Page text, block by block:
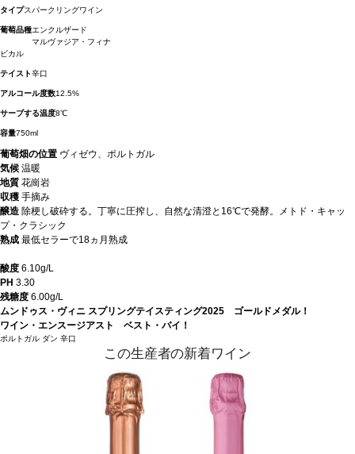
タイプスパークリングワイン
葡萄品種エンクルザード
マルヴァジア・フィナ
ビカル
テイスト辛口
アルコール度数12.5%
サーブする温度8℃
容量750ml
葡萄畑の位置 ヴィゼウ、ポルトガル
気候 温暖
地質 花崗岩
収穫 手摘み
醸造 除梗し破砕する。丁寧に圧搾し、自然な清澄と16℃で発酵。メトド・キャッ
プ・クラシック
熟成 最低セラーで18ヵ月熟成
酸度 6.10g/L
PH 3.30
残糖度 6.00g/L
ムンドゥス・ヴィニ スプリングテイスティング2025 ゴールドメダル！
ワイン・エンスージアスト ベスト・バイ！
ポルトガル ダン 辛口
この生産者の新着ワイン